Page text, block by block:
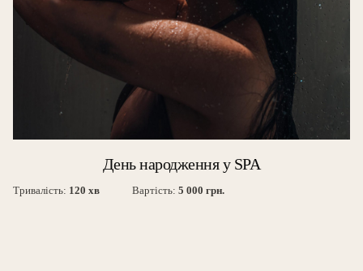
День народження у SPA
Тривалість: 120 хв Вартість: 5 000 грн.